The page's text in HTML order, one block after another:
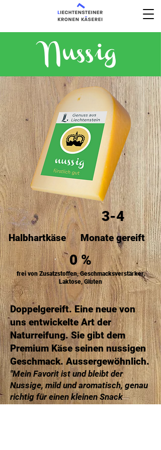
Nussig
3-4
Halbhartkäse Monate gereift
0 %
frei von Zusatzstoffen, Geschmacksverstärker,
Laktose, Gluten
Doppelgereift. Eine neue von
uns entwickelte Art der
Naturreifung. Sie gibt dem
Premium Käse seinen nussigen
Geschmack. Aussergewöhnlich.
"Mein Favorit ist und bleibt der
Nussige, mild und aromatisch, genau
richtig für einen kleinen Snack